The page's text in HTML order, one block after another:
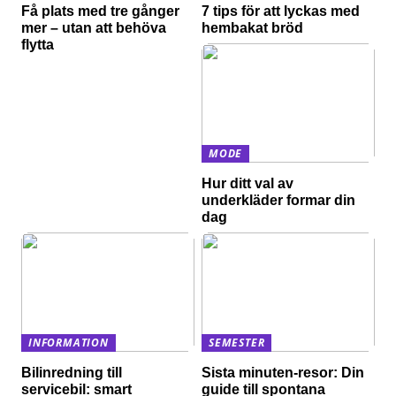
Få plats med tre gånger
mer – utan att behöva
flytta
7 tips för att lyckas med
hembakat bröd
MODE
Hur ditt val av
underkläder formar din
dag
INFORMATION
Bilinredning till
servicebil: smart
SEMESTER
Sista minuten-resor: Din
guide till spontana